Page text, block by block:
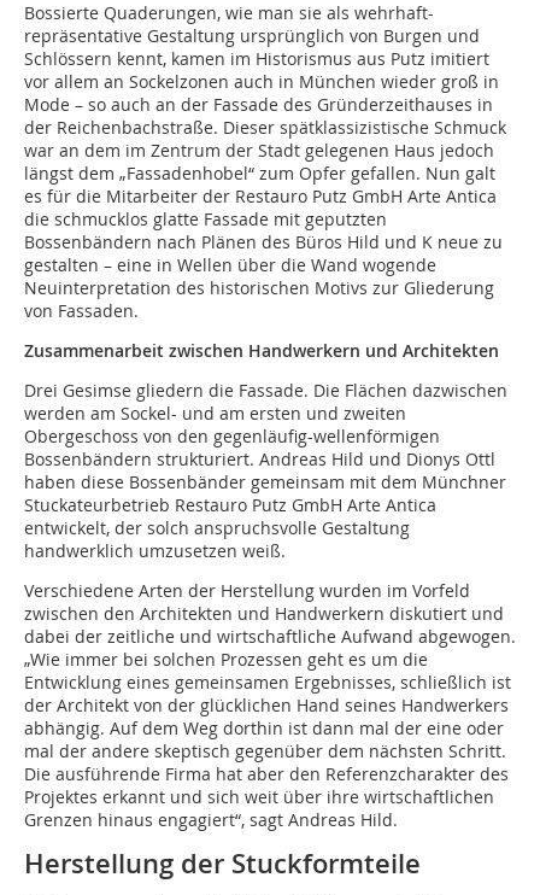
Bossierte Quaderungen, wie man sie als wehrhaft-
repräsentative Gestaltung ursprünglich von Burgen und
Schlössern kennt, kamen im Historismus aus Putz imitiert
vor allem an Sockelzonen auch in München wieder groß in
Mode – so auch an der Fassade des Gründerzeithauses in
der Reichenbachstraße. Dieser spätklassizistische Schmuck
war an dem im Zentrum der Stadt gelegenen Haus jedoch
längst dem „Fassadenhobel“ zum Opfer gefallen. Nun galt
es für die Mitarbeiter der Restauro Putz GmbH Arte Antica
die schmucklos glatte Fassade mit geputzten
Bossenbändern nach Plänen des Büros Hild und K neue zu
gestalten – eine in Wellen über die Wand wogende
Neuinterpretation des historischen Motivs zur Gliederung
von Fassaden.
Zusammenarbeit zwischen Handwerkern und Architekten
Drei Gesimse gliedern die Fassade. Die Flächen dazwischen
werden am Sockel- und am ersten und zweiten
Obergeschoss von den gegenläufig-wellenförmigen
Bossenbändern strukturiert. Andreas Hild und Dionys Ottl
haben diese Bossenbänder gemeinsam mit dem Münchner
Stuckateurbetrieb Restauro Putz GmbH Arte Antica
entwickelt, der solch anspruchsvolle Gestaltung
handwerklich umzusetzen weiß.
Verschiedene Arten der Herstellung wurden im Vorfeld
zwischen den Architekten und Handwerkern diskutiert und
dabei der zeitliche und wirtschaftliche Aufwand abgewogen.
„Wie immer bei solchen Prozessen geht es um die
Entwicklung eines gemeinsamen Ergebnisses, schließlich ist
der Architekt von der glück­­lichen Hand seines Handwerkers
abhängig. Auf dem Weg dorthin ist dann mal der eine oder
mal der andere skeptisch gegenüber dem nächsten Schritt.
Die aus­führende Firma hat aber den Refe­renz­charakter des
Projektes erkannt und sich weit über ihre wirt­schaft­lichen
Grenzen hinaus engagiert“, sagt Andreas Hild.
Herstellung der Stuckformteile